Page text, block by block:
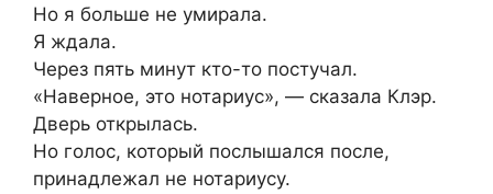
Но я больше не умирала.
Я ждала.
Через пять минут кто-то постучал.
«Наверное, это нотариус», — сказала Клэр.
Дверь открылась.
Но голос, который послышался после,
принадлежал не нотариусу.